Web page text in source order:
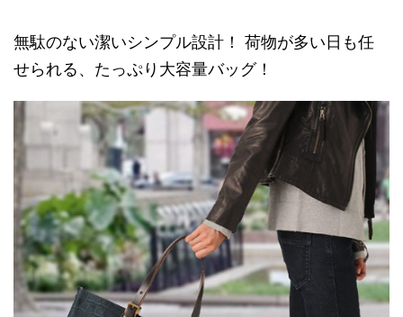
無駄のない潔いシンプル設計！ 荷物が多い日も任
せられる、たっぷり大容量バッグ！